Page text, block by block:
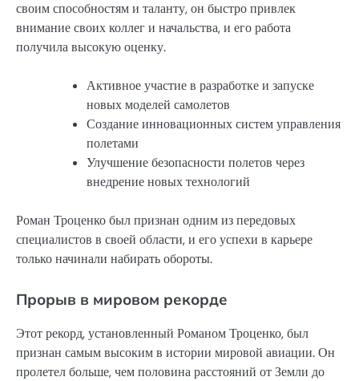
своим способностям и таланту, он быстро привлек
внимание своих коллег и начальства, и его работа
получила высокую оценку.
Активное участие в разработке и запуске
новых моделей самолетов
Создание инновационных систем управления
полетами
Улучшение безопасности полетов через
внедрение новых технологий
Роман Троценко был признан одним из передовых
специалистов в своей области, и его успехи в карьере
только начинали набирать обороты.
Прорыв в мировом рекорде
Этот рекорд, установленный Романом Троценко, был
признан самым высоким в истории мировой авиации. Он
пролетел больше, чем половина расстояний от Земли до